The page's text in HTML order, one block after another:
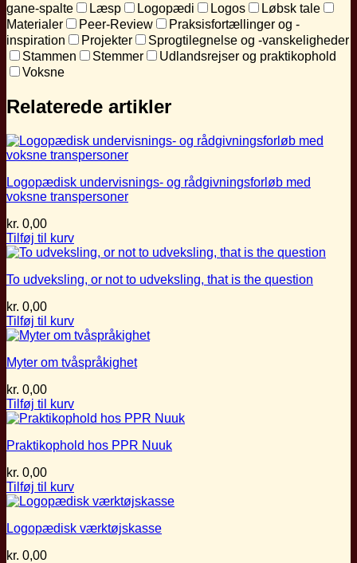
gane-spalte
Læsp Logopædi Logos
Løbsk tale
Materialer
Peer-Review
Praksisfortællinger og -
inspiration
Projekter
Sprogtilegnelse og -vanskeligheder
Stammen
Stemmer
Udlandsrejser og praktikophold
Voksne
Relaterede artikler
Logopædisk undervisnings- og rådgivningsforløb med
voksne transpersoner
kr. 0,00
Tilføj til kurv
To udveksling, or not to udveksling, that is the question
kr. 0,00
Tilføj til kurv
Myter om tvåspråkighet
kr. 0,00
Tilføj til kurv
Praktikophold hos PPR Nuuk
kr. 0,00
Tilføj til kurv
Logopædisk værktøjskasse
kr. 0,00